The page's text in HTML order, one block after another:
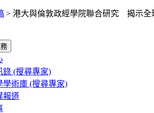
> 港大與倫敦政經學院聯合研究 揭示全
錄 (搜尋專家)
學術庫 (搜尋專家)
報道